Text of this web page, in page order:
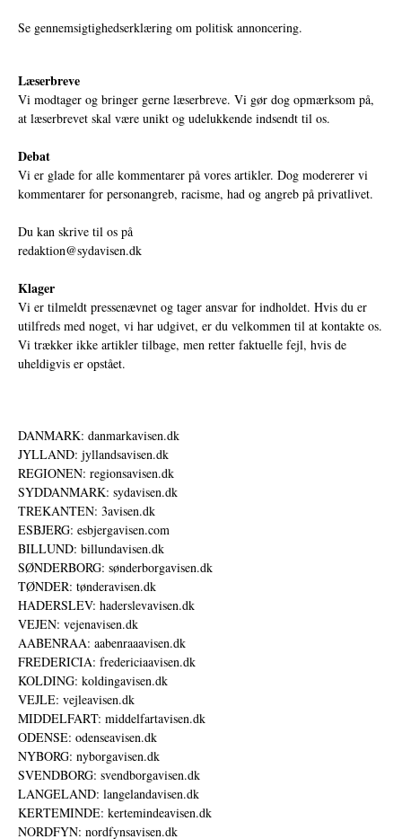
Se gennemsigtighedserklæring om politisk annoncering.
Læserbreve
Vi modtager og bringer gerne læserbreve. Vi gør dog opmærksom på,
at læserbrevet skal være unikt og udelukkende indsendt til os.
Debat
Vi er glade for alle kommentarer på vores artikler. Dog modererer vi
kommentarer for personangreb, racisme, had og angreb på privatlivet.
Du kan skrive til os på
redaktion@sydavisen.dk
Klager
Vi er tilmeldt pressenævnet og tager ansvar for indholdet. Hvis du er
utilfreds med noget, vi har udgivet, er du velkommen til at kontakte os.
Vi trækker ikke artikler tilbage, men retter faktuelle fejl, hvis de
uheldigvis er opstået.
DANMARK: danmarkavisen.dk
JYLLAND: jyllandsavisen.dk
REGIONEN: regionsavisen.dk
SYDDANMARK: sydavisen.dk
TREKANTEN: 3avisen.dk
ESBJERG: esbjergavisen.com
BILLUND: billundavisen.dk
SØNDERBORG: sønderborgavisen.dk
TØNDER: tønderavisen.dk
HADERSLEV: haderslevavisen.dk
VEJEN: vejenavisen.dk
AABENRAA: aabenraaavisen.dk
FREDERICIA: fredericiaavisen.dk
KOLDING: koldingavisen.dk
VEJLE: vejleavisen.dk
MIDDELFART: middelfartavisen.dk
ODENSE: odenseavisen.dk
NYBORG: nyborgavisen.dk
SVENDBORG: svendborgavisen.dk
LANGELAND: langelandavisen.dk
KERTEMINDE: kertemindeavisen.dk
NORDFYN: nordfynsavisen.dk